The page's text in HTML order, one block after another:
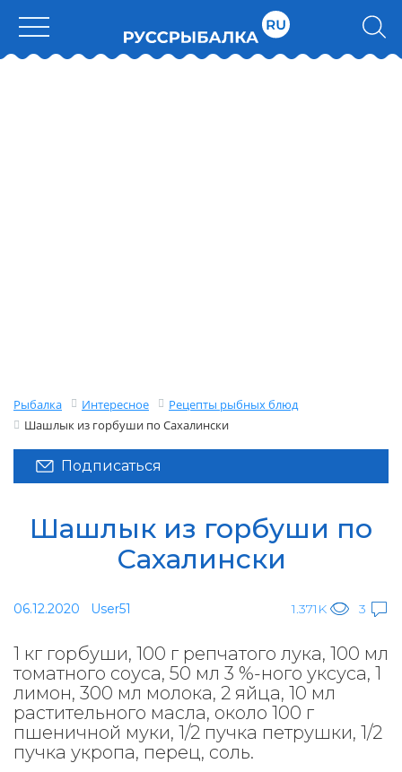
Рыбалка Интересное
Рецепты рыбных блюд
Шашлык из горбуши по Сахалински
Подписаться
Шашлык из горбуши по
Сахалински
06.12.2020 User51 1.371K 3
1 кг горбуши, 100 г репчатого лука, 100 мл
томатного соуса, 50 мл 3 %-ного уксуса, 1
лимон, 300 мл молока, 2 яйца, 10 мл
растительного масла, около 100 г
пшеничной муки, 1/2 пучка петрушки, 1/2
пучка укропа, перец, соль.